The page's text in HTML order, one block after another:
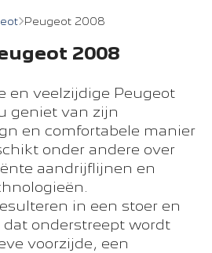
Peugeot 2008
2008
en veelzijdige Peugeot
geniet van zijn
en comfortabele manier
onder andere over
aandrijflijnen en
in een stoer en
onderstreept wordt
voorzijde, een